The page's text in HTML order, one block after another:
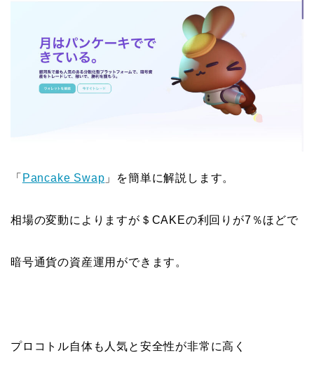
「 Pancake Swap 」を簡単に解説します。
相場の変動によりますが＄CAKEの利回りが7％ほどで
暗号通貨の資産運用ができます。
プロコトル自体も人気と安全性が非常に高く